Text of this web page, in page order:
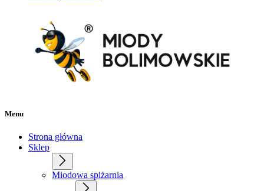
Menu
Strona główna
Sklep
Miodowa spiżarnia